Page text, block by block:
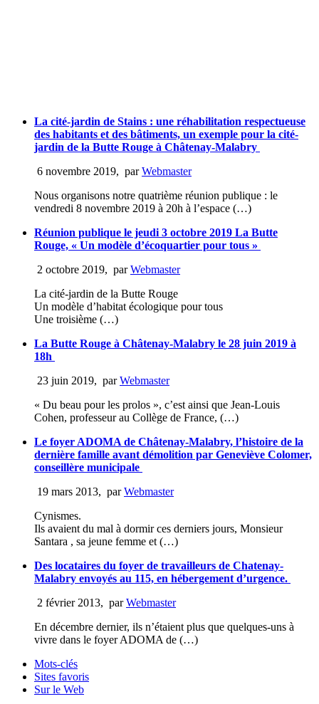
La cité-jardin de Stains : une réhabilitation respectueuse
des habitants et des bâtiments, un exemple pour la cité-
jardin de la Butte Rouge à Châtenay-Malabry
6 novembre 2019, parWebmaster
Nous organisons notre quatrième réunion publique : le
vendredi 8 novembre 2019 à 20h à l’espace (…)
Réunion publique le jeudi 3 octobre 2019 La Butte
Rouge, « Un modèle d’écoquartier pour tous »
2 octobre 2019, parWebmaster
La cité-jardin de la Butte Rouge
Un modèle d’habitat écologique pour tous
Une troisième (…)
La Butte Rouge à Châtenay-Malabry le 28 juin 2019 à
18h
23 juin 2019, parWebmaster
« Du beau pour les prolos », c’est ainsi que Jean-Louis
Cohen, professeur au Collège de France, (…)
Le foyer ADOMA de Châtenay-Malabry, l’histoire de la
dernière famille avant démolition par Geneviève Colomer,
conseillère municipale
19 mars 2013, parWebmaster
Cynismes.
Ils avaient du mal à dormir ces derniers jours, Monsieur
Santara , sa jeune femme et (…)
Des locataires du foyer de travailleurs de Chatenay-
Malabry envoyés au 115, en hébergement d’urgence.
2 février 2013, parWebmaster
En décembre dernier, ils n’étaient plus que quelques-uns à
vivre dans le foyer ADOMA de (…)
Mots-clés
Sites favoris
Sur le Web